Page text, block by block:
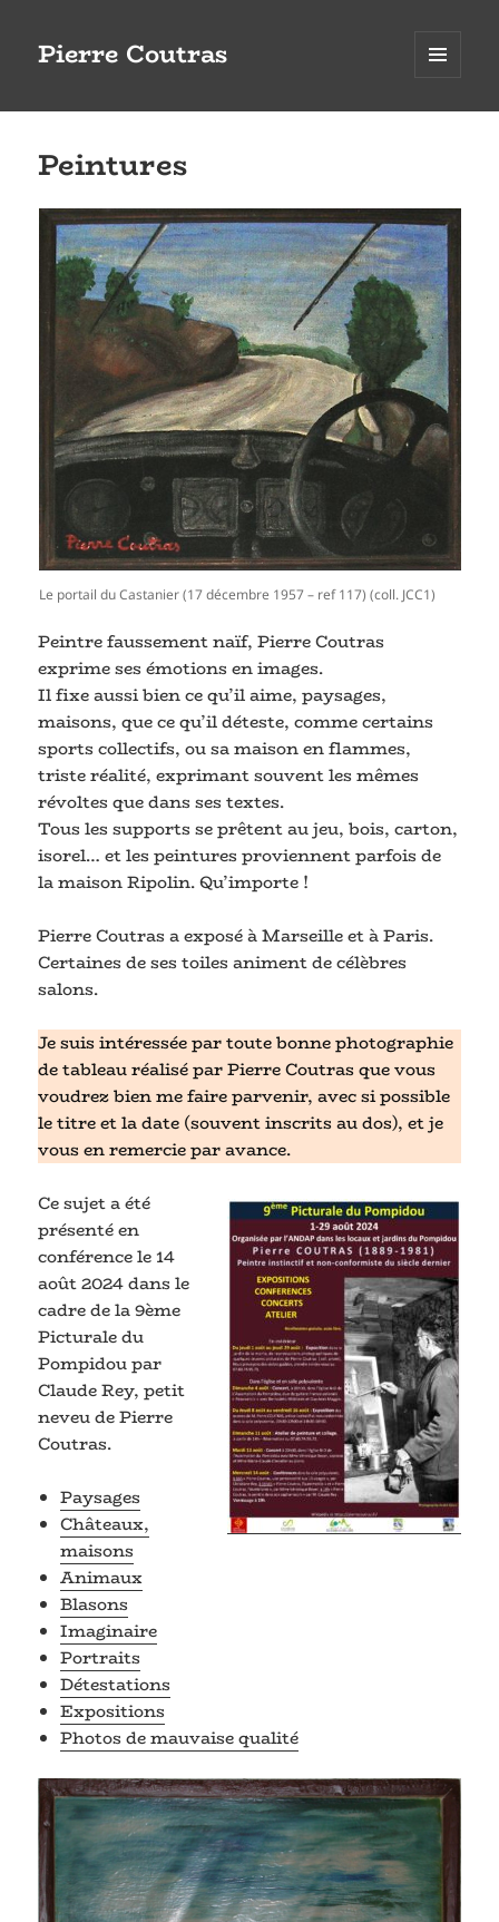
Pierre Coutras
ET
Peintures
Le portail du Castanier (17 décembre 1957 – ref 117) (coll. JCC1)
Peintre faussement naïf, Pierre Coutras
exprime ses émotions en images.
Il fixe aussi bien ce qu’il aime, paysages,
maisons, que ce qu’il déteste, comme certains
sports collectifs, ou sa maison en flammes,
triste réalité, exprimant souvent les mêmes
révoltes que dans ses textes.
Tous les supports se prêtent au jeu, bois, carton,
isorel… et les peintures proviennent parfois de
la maison Ripolin. Qu’importe !
Pierre Coutras a exposé à Marseille et à Paris.
Certaines de ses toiles animent de célèbres
salons.
Je suis intéressée par toute bonne photographie
de tableau réalisé par Pierre Coutras que vous
voudrez bien me faire parvenir, avec si possible
le titre et la date (souvent inscrits au dos), et je
vous en remercie par avance.
Ce sujet a été
présenté en
conférence le 14
août 2024 dans le
cadre de la 9ème
Picturale du
Pompidou par
Claude Rey, petit
neveu de Pierre
Coutras.
Paysages
Châteaux,
maisons
Animaux
Blasons
Imaginaire
Portraits
Détestations
Expositions
Photos de mauvaise qualité